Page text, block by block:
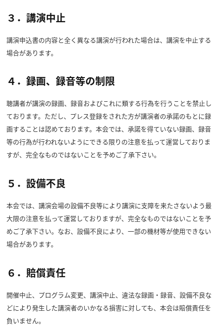
３．講演中止
講演申込書の内容と全く異なる講演が行われた場合は、講演を中止する
場合があります。
４．録画、録音等の制限
聴講者が講演の録画、録音およびこれに類する行為を行うことを禁止し
ております。ただし、プレス登録をされた方が講演者の承諾のもとに録
画することは認めております。本会では、承諾を得ていない録画、録音
等の行為が行われないようにできる限りの注意を払って運営しておりま
すが、完全なものではないことを予めご了承下さい。
５．設備不良
本会では、講演会場の設備不良等により講演に支障を来たさないよう最
大限の注意を払って運営しておりますが、完全なものではないことを予
めご了承下さい。なお、設備不良により、一部の機材等が使用できない
場合があります。
６．賠償責任
開催中止、プログラム変更、講演中止、違法な録画・録音、設備不良な
どにより発生した講演者のいかなる損害に対しても、本会は賠償責任を
負いません。